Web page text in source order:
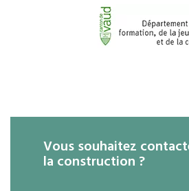
Vous souhaitez
la construction ?